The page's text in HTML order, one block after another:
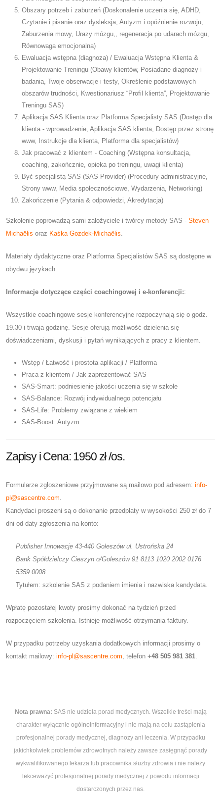
Obszary potrzeb i zaburzeń (Doskonalenie uczenia się, ADHD,
Czytanie i pisanie oraz dysleksja, Autyzm i opóźnienie rozwoju,
Zaburzenia mowy, Urazy mózgu,, regeneracja po udarach mózgu,
Równowaga emocjonalna)
Ewaluacja wstępna (diagnoza) / Ewaluacja Wstępna Klienta &
Projektowanie Treningu (Obawy klientów, Posiadane diagnozy i
badania, Twoje obserwacje i testy, Określenie podstawowych
obszarów trudności, Kwestionariusz “Profil klienta”, Projektowanie
Treningu SAS)
Aplikacja SAS Klienta oraz Platforma Specjalisty SAS (Dostęp dla
klienta - wprowadzenie, Aplikacja SAS klienta, Dostęp przez stronę
www, Instrukcje dla klienta, Platforma dla specjalistów)
Jak pracować z klientem - Coaching (Wstępna konsultacja,
coaching, zakończnie, opieka po treningu, uwagi klienta)
Być specjalistą SAS (SAS Provider) (Procedury administracyjne,
Strony www, Media społecznościowe, Wydarzenia, Networking)
Zakończenie (Pytania & odpowiedzi, Akredytacja)
Szkolenie poprowadzą sami założyciele i twórcy metody SAS - Steven
Michaëlis oraz Kaśka Gozdek-Michaëlis.
Materiały dydaktyczne oraz Platforma Specjalistów SAS są dostępne w
obydwu językach.
Informacje dotyczące części coachingowej i e-konferencji::
Wszystkie coachingowe sesje konferencyjne rozpoczynają się o godz.
19.30 i trwaja godzinę. Sesje oferują możliwość dzielenia się
doświadczeniami, dyskusji i pytań wynikających z pracy z klientem.
Wstęp / Łatwość i prostota aplikacji / Platforma
Praca z klientem / Jak zaprezentować SAS
SAS-Smart: podniesienie jakości uczenia się w szkole
SAS-Balance: Rozwój indywidualnego potencjału
SAS-Life: Problemy związane z wiekiem
SAS-Boost: Autyzm
Zapisy i Cena: 1950 zł /os.
Formularze zgłoszeniowe przyjmowane są mailowo pod adresem: info-
pl@sascentre.com.
Kandydaci proszeni są o dokonanie przedpłaty w wysokości 250 zł do 7
dni od daty zgłoszenia na konto:
Publisher Innowacje 43-440 Goleszów ul. Ustrońska 24
Bank Spółdzielczy Cieszyn o/Goleszów 91 8113 1020 2002 0176
5359 0008
Tytułem: szkolenie SAS z podaniem imienia i nazwiska kandydata.
Wpłatę pozostałej kwoty prosimy dokonać na tydzień przed
rozpoczęciem szkolenia. Istnieje możliwość otrzymania faktury.
W przypadku potrzeby uzyskania dodatkowych informacji prosimy o
kontakt mailowy: info-pl@sascentre.com, telefon +48 505 981 381.
Nota prawna: SAS nie udziela porad medycznych. Wszelkie treści mają
charakter wyłącznie ogólnoinformacyjny i nie mają na celu zastąpienia
profesjonalnej porady medycznej, diagnozy ani leczenia. W przypadku
jakichkolwiek problemów zdrowotnych należy zawsze zasięgnąć porady
wykwalifikowanego lekarza lub pracownika służby zdrowia i nie należy
lekceważyć profesjonalnej porady medycznej z powodu informacji
dostarczonych przez nas.